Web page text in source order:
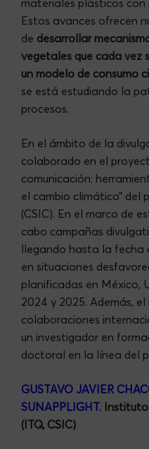
Estos avances ofrecen
de desarrollar
vegetales que cada vez
un modelo de consumo
se está estudiando la
procesos.
En el ámbito de la
colaborado en el
comunicación:
el cambio climático” del
(CSIC). En el marco de
cabo campañas
llegando hasta la fecha
en situaciones
planificadas en México,
2024 y 2025. Además,
colaboraciones
un investigador en
doctoral en la línea del
GUSTAVO JAVIER
SUNAPPLIGHT.
(ITQ, CSIC)